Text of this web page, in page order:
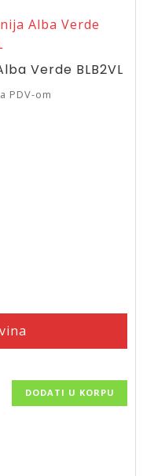
Verde BLB2VL
PDV-om
DODATI U KORPU